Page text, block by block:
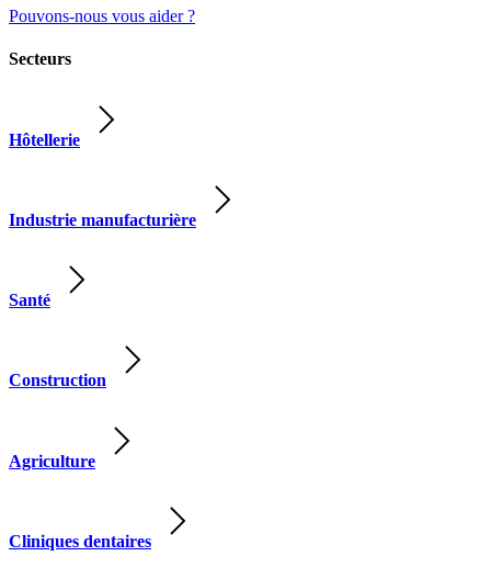
Pouvons-nous vous aider ?
Secteurs
Hôtellerie
Industrie manufacturière
Santé
Construction
Agriculture
Cliniques dentaires